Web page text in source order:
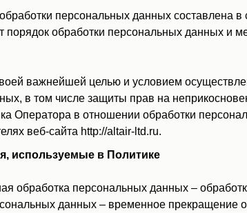
персональных данных составлена
порядок обработки персональных данных
важнейшей целью и условием
в том числе защиты прав на
Оператора в отношении обработки
веб-сайта http://altair-ltd.ru.
используемые в Политике
обработка персональных данных –
данных – временное прекращение